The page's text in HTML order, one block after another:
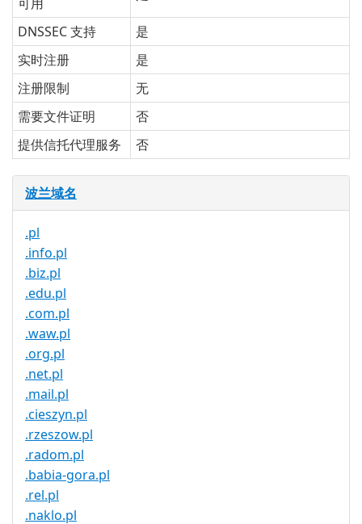
可用
DNSSEC 支持
是
实时注册
是
注册限制
无
需要文件证明
否
提供信托代理服务
否
波兰域名
.pl
.info.pl
.biz.pl
.edu.pl
.com.pl
.waw.pl
.org.pl
.net.pl
.mail.pl
.cieszyn.pl
.rzeszow.pl
.radom.pl
.babia-gora.pl
.rel.pl
.naklo.pl